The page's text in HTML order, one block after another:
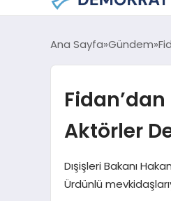
Ana Sayfa Gündem
Aktörler
Dışişleri Bakanı
Ürdünlü